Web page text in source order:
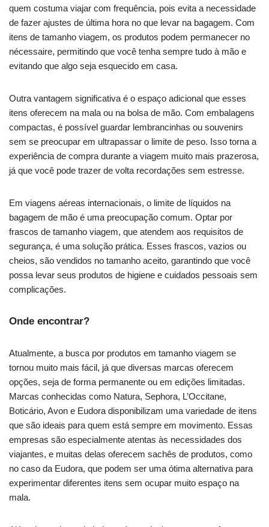
quem costuma viajar com frequência, pois evita a necessidade
de fazer ajustes de última hora no que levar na bagagem. Com
itens de tamanho viagem, os produtos podem permanecer no
nécessaire, permitindo que você tenha sempre tudo à mão e
evitando que algo seja esquecido em casa.
Outra vantagem significativa é o espaço adicional que esses
itens oferecem na mala ou na bolsa de mão. Com embalagens
compactas, é possível guardar lembrancinhas ou souvenirs
sem se preocupar em ultrapassar o limite de peso. Isso torna a
experiência de compra durante a viagem muito mais prazerosa,
já que você pode trazer de volta recordações sem estresse.
Em viagens aéreas internacionais, o limite de líquidos na
bagagem de mão é uma preocupação comum. Optar por
frascos de tamanho viagem, que atendem aos requisitos de
segurança, é uma solução prática. Esses frascos, vazios ou
cheios, são vendidos no tamanho aceito, garantindo que você
possa levar seus produtos de higiene e cuidados pessoais sem
complicações.
Onde encontrar?
Atualmente, a busca por produtos em tamanho viagem se
tornou muito mais fácil, já que diversas marcas oferecem
opções, seja de forma permanente ou em edições limitadas.
Marcas conhecidas como Natura, Sephora, L’Occitane,
Boticário, Avon e Eudora disponibilizam uma variedade de itens
que são ideais para quem está sempre em movimento. Essas
empresas são especialmente atentas às necessidades dos
viajantes, e muitas delas oferecem sachês de produtos, como
no caso da Eudora, que podem ser uma ótima alternativa para
experimentar diferentes itens sem ocupar muito espaço na
mala.